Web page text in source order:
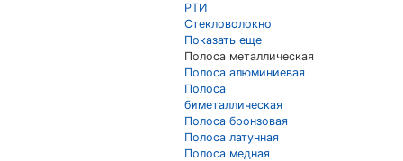
РТИ
Стекловолокно
Показать еще
Полоса металлическая
Полоса алюминиевая
Полоса
биметаллическая
Полоса бронзовая
Полоса латунная
Полоса медная